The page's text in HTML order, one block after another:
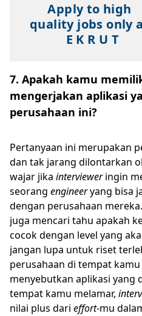
Apply to high
quality jobs only
E K R U T
7. Apakah kamu
mengerjakan aplikasi
perusahaan ini?
Pertanyaan ini merupakan
dan tak jarang dilontarkan
wajar jika intervieweringin
seorang engineeryang bisa
dengan perusahaan
juga mencari tahu apakah
cocok dengan level yang
jangan lupa untuk riset
perusahaan di tempat kamu
menyebutkan aplikasi yang
tempat kamu melamar,
nilai plus dari effort-mu